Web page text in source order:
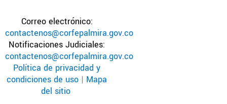
Correo electrónico:
contactenos@corfepalmira.gov.co
Notificaciones Judiciales:
contactenos@corfepalmira.gov.co
Política de privacidad y
condiciones de uso | Mapa
del sitio